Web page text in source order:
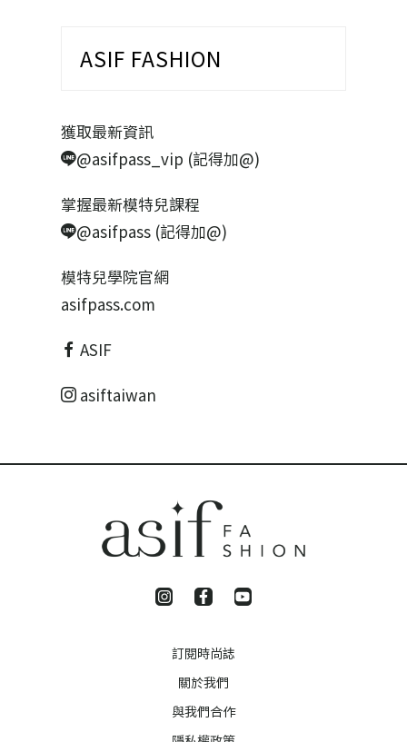
ASIF FASHION
獲取最新資訊
@asifpass_vip (記得加@)
掌握最新模特兒課程
@asifpass (記得加@)
模特兒學院官網
asifpass.com
ASIF
asiftaiwan
訂閱時尚誌
關於我們
與我們合作